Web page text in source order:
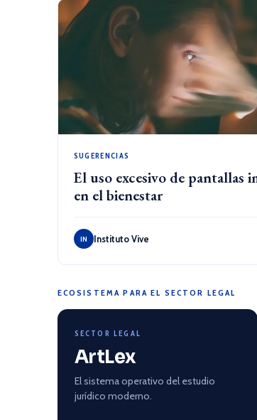
SUGERENCIAS
El uso excesivo de pantallas
en el bienestar
IN Instituto Vive
ECOSISTEMA PARA EL SECTOR LEGAL
SECTOR LEGAL
ArtLex
El sistema operativo del estudio
jurídico moderno.